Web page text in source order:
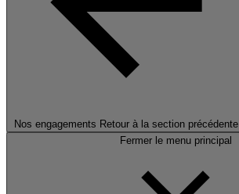
Nos engagements Retour à la section précédente
Fermer le menu principal